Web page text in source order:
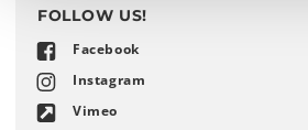
FOLLOW US!
Facebook
Instagram
Vimeo